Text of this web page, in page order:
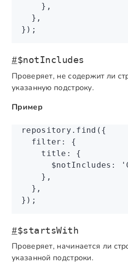
    }
,
  }
,
});
#$notIncludes
Проверяет, не содержит ли
указанную подстроку.
Пример
repository .find ({
  filter
:
{
    title
:
{
      $notIncludes
:
    }
,
  }
,
});
#$startsWith
Проверяет, начинается ли
указанной подстроки.